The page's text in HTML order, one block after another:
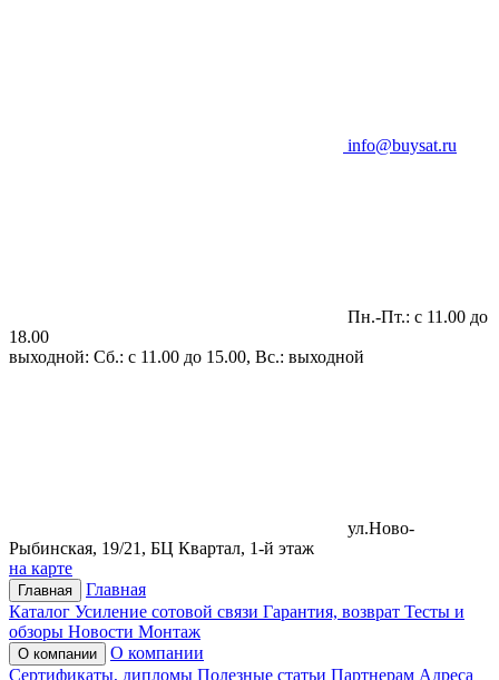
info@buysat.ru
Пн.-Пт.: с 11.00 до
18.00
выходной: Сб.: с 11.00 до 15.00, Вс.: выходной
ул.Ново-
Рыбинская, 19/21, БЦ Квартал, 1-й этаж
на карте
Главная
Главная
Каталог Усиление сотовой связи Гарантия, возврат Тесты и
обзоры Новости Монтаж
О компании
О компании
Сертификаты, дипломы Полезные статьи Партнерам Адреса